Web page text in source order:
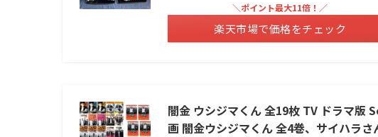
＼ポイント最大11倍！／
楽天市場で価格をチェック
闇金 ウシジマくん 全19枚 TV ドラマ版
画 闇金ウシジマくん 全4巻、サイハラさ